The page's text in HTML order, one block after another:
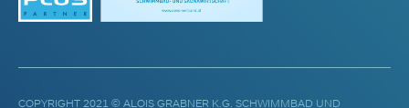
COPYRIGHT 2021 © ALOIS GRABNER K.G. SCHWIMMBAD UND